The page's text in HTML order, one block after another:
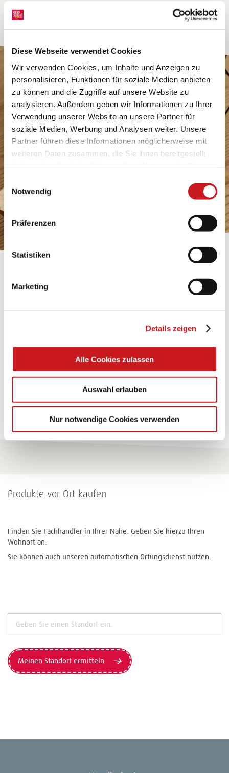
Diese Webseite verwendet Cookies
Wir verwenden Cookies, um Inhalte und Anzeigen zu
personalisieren, Funktionen für soziale Medien anbieten
zu können und die Zugriffe auf unsere Website zu
analysieren. Außerdem geben wir Informationen zu Ihrer
Verwendung unserer Website an unsere Partner für
soziale Medien, Werbung und Analysen weiter. Unsere
Partner führen diese Informationen möglicherweise mit
weiteren Daten zusammen, die Sie ihnen bereitgestellt
Datenschutzhinweisen
mehr darüber, wer wir sind, wie
personenbezogene Daten verarbeiten. Hier geht’s zum
Impressum.
Einwilligungsauswahl
Notwendig
Präferenzen
Statistiken
Marketing
Details zeigen
Alle Cookies zulassen
Auswahl erlauben
Nur notwendige Cookies verwenden
bekleben, bemalen, falten... und für viele
Zu allen Tipps
Produkte vor Ort kaufen
Finden Sie Fachhändler in Ihrer Nähe. Geben Sie hierzu Ihren
Wohnort an.
Sie können auch unseren automatischen Ortungsdienst nutzen.
Meinen Standort ermitteln